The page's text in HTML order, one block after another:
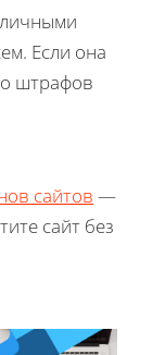
Если она
штрафов
сайтов —
сайт без